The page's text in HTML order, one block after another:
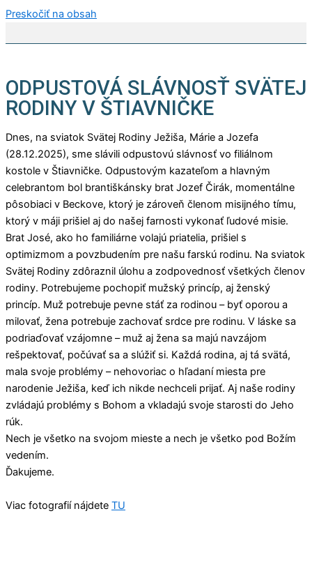
Preskočiť na obsah
ODPUSTOVÁ SLÁVNOSŤ SVÄTEJ
RODINY V ŠTIAVNIČKE
Dnes, na sviatok Svätej Rodiny Ježiša, Márie a Jozefa
(28.12.2025), sme slávili odpustovú slávnosť vo filiálnom
kostole v Štiavničke. Odpustovým kazateľom a hlavným
celebrantom bol brantiškánsky brat Jozef Čirák, momentálne
pôsobiaci v Beckove, ktorý je zároveň členom misijného tímu,
ktorý v máji prišiel aj do našej farnosti vykonať ľudové misie.
Brat José, ako ho familiárne volajú priatelia, prišiel s
optimizmom a povzbudením pre našu farskú rodinu. Na sviatok
Svätej Rodiny zdôraznil úlohu a zodpovednosť všetkých členov
rodiny. Potrebujeme pochopiť mužský princíp, aj ženský
princíp. Muž potrebuje pevne stáť za rodinou – byť oporou a
milovať, žena potrebuje zachovať srdce pre rodinu. V láske sa
podriaďovať vzájomne – muž aj žena sa majú navzájom
rešpektovať, počúvať sa a slúžiť si. Každá rodina, aj tá svätá,
mala svoje problémy – nehovoriac o hľadaní miesta pre
narodenie Ježiša, keď ich nikde nechceli prijať. Aj naše rodiny
zvládajú problémy s Bohom a vkladajú svoje starosti do Jeho
rúk.
Nech je všetko na svojom mieste a nech je všetko pod Božím
vedením.
Ďakujeme.
Viac fotografií nájdete TU